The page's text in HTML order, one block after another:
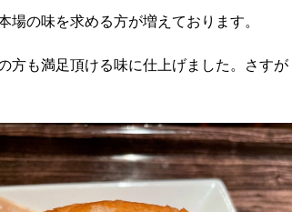
の味を求める方が増えております。
方も満足頂ける味に仕上げました。さすが